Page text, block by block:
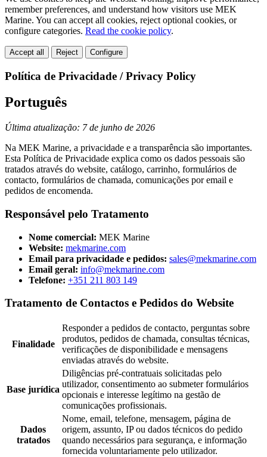
remember preferences, and understand how visitors use MEK
Marine. You can accept all cookies, reject optional cookies, or
configure categories. Read the cookie policy.
Accept all Reject Configure
Política de Privacidade / Privacy Policy
Português
Última atualização: 7 de junho de 2026
Na MEK Marine, a privacidade e a transparência são importantes.
Esta Política de Privacidade explica como os dados pessoais são
tratados através do website, catálogo, carrinho, formulários de
contacto, formulários de chamada, comunicações por email e
pedidos de encomenda.
Responsável pelo Tratamento
Nome comercial: MEK Marine
Website: mekmarine.com
Email para privacidade e pedidos: sales@mekmarine.com
Email geral: info@mekmarine.com
Telefone: +351 211 803 149
Tratamento de Contactos e Pedidos do Website
Finalidade
Responder a pedidos de contacto, perguntas sobre
produtos, pedidos de chamada, consultas técnicas,
verificações de disponibilidade e mensagens
enviadas através do website.
Base jurídica
Diligências pré-contratuais solicitadas pelo
utilizador, consentimento ao submeter formulários
opcionais e interesse legítimo na gestão de
comunicações profissionais.
Dados
tratados
Nome, email, telefone, mensagem, página de
origem, assunto, IP ou dados técnicos do pedido
quando necessários para segurança, e informação
fornecida voluntariamente pelo utilizador.